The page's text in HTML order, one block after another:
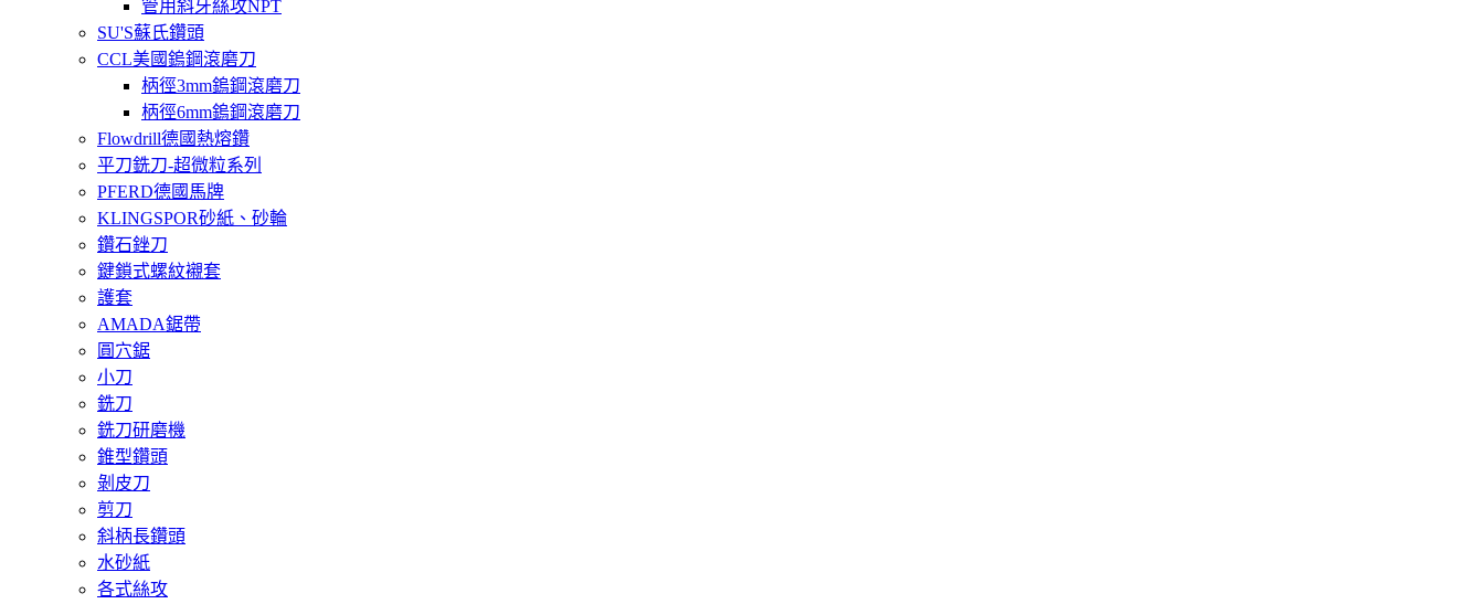
管用斜牙絲攻NPT
SU'S蘇氏鑽頭
CCL美國鎢鋼滾磨刀
柄徑3mm鎢鋼滾磨刀
柄徑6mm鎢鋼滾磨刀
Flowdrill德國熱熔鑽
平刀銑刀-超微粒系列
PFERD德國馬牌
KLINGSPOR砂紙、砂輪
鑽石銼刀
鍵鎖式螺紋襯套
護套
AMADA鋸帶
圓穴鋸
小刀
銑刀
銑刀研磨機
錐型鑽頭
剝皮刀
剪刀
斜柄長鑽頭
水砂紙
各式絲攻